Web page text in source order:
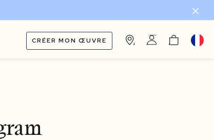
CRÉER MON ŒUVRE